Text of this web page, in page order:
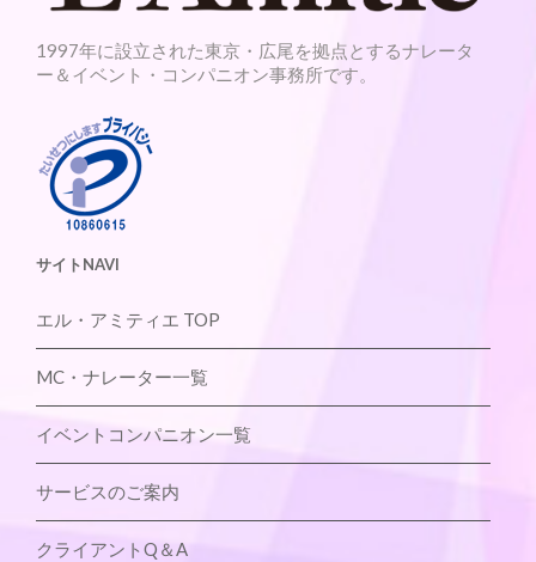
1997年に設立された東京・広尾を拠点とするナレータ
ー＆イベント・コンパニオン事務所です。
サイトNAVI
エル・アミティエ TOP
MC・ナレーター一覧
イベントコンパニオン一覧
サービスのご案内
クライアントQ＆A